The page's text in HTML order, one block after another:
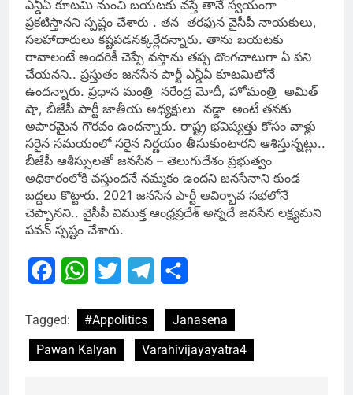
ఎన్డీఏ కూటమి నుంచి బయటకు వస్తే తానే స్వయంగా
ప్రకటిస్తానని స్పష్టం చేశారు . తన తరఫున వైసీపీ నాయకులు,
సలహాదారులు కష్టపడనక్కర్లేదన్నారు. తాను బయటకు
రావాలంటే అందరికీ చెప్పే వస్తాను తప్ప దొంగచాటుగా ఏ పని
చేయనని.. ప్రస్తుతం జనసేన పార్టీ ఎన్డీఏ కూటమిలోనే
ఉందన్నారు. ప్రధాన మంత్రి నరేంద్ర మోదీ, హోమంత్రి అమిత్
షా, బీజేపీ పార్టీ జాతీయ అధ్యక్షులు నడ్డా అంటే తనకు
అపారమైన గౌరవం ఉందన్నారు. రాష్ట్ర భవిష్యత్తు కోసం వాళ్లు
సరైన సమయంలో సరైన నిర్ణయం తీసుకుంటారని ఆశిస్తున్నట్లు..
బీజేపీ ఆశీస్సులతో జనసేన – తెలుగుదేశం ప్రభుత్వం
అధికారంలోకి వస్తుందనే నమ్మకం ఉందని జనసేనాని కుండ
బద్దలు కొట్టారు. 2021 జనసేన పార్టీ ఆవిర్భావ సభలోనే
చెప్పానని.. వైసీపీ విముక్త ఆంధ్రప్రదేశ్ అన్నదే జనసేన లక్ష్యమని
పవన్ స్పష్టం చేశారు.
FacebookWhatsApp
Twitter Telegram
Tagged: #Appolitics
Janasena
Pawan Kalyan
Varahivijayayatra4